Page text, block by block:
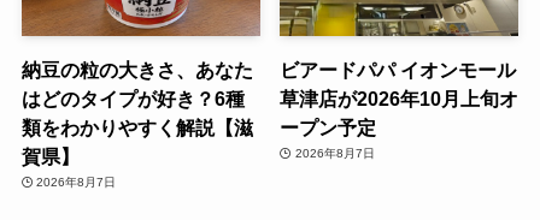
納豆の粒の大きさ、あなた
はどのタイプが好き？6種
類をわかりやすく解説【滋
賀県】
2026年8月7日
ビアードパパ イオンモール
草津店が2026年10月上旬オ
ープン予定
2026年8月7日